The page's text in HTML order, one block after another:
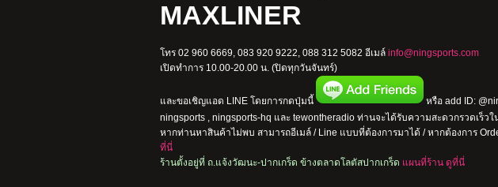
MAXLINER
โทร 02 960 6669, 083 920 9222, 088 312 5082 อีเมล์ info@ningsports.com
เปิดทำการ 10.00-20.00 น. (ปิดทุกวันจันทร์)
และขอเชิญแอด LINE โดยการกดปุ่มนี้
หรือ add ID:
ningsports , ningsports-hq และ tewontheradio ท่านจะได้รับความสะดวกรวดเร็วใ
หากท่านหาสินค้าไม่พบ สามารถอีเมล์ / Line แบบที่ต้องการมาได้ / หากต้องการ
ที่นี่
ร้านตั้งอยู่ที่ ถ.แจ้งวัฒนะ-ปากเกร็ด ข้างตลาดโลตัสปากเกร็ด แผนที่ร้าน ดูที่นี่